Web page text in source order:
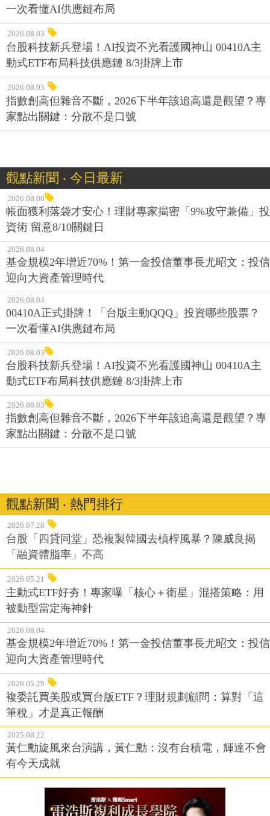
一次看懂AI供應鏈布局
2026.08.03
台股科技新兵登場！AI投資不光看護國神山 00410A主
動式ETF布局科技供應鏈 8/3掛牌上市
2026.08.03
指數創高但雜音不斷，2026下半年該追高還是觀望？專
家點出關鍵：分散不是口號
觀點新聞 ‧ 今日最新
2026.08.06
帳面獲利落袋才安心！理財專家揭密「9%攻守兼備」投
資術 留意8/10關鍵日
2026.08.04
基金規模2年增近70%！第一金投信董事長尤昭文：投信
迎向大資產管理時代
2026.08.04
00410A正式掛牌！「台版主動QQQ」投資哪些股票？
一次看懂AI供應鏈布局
2026.08.03
台股科技新兵登場！AI投資不光看護國神山 00410A主
動式ETF布局科技供應鏈 8/3掛牌上市
2026.08.03
指數創高但雜音不斷，2026下半年該追高還是觀望？專
家點出關鍵：分散不是口號
觀點新聞 ‧ 熱門排行
2026.07.28
台股「四貸同堂」恐複製韓國去槓桿風暴？陳威良揭
「融資體脂率」不高
2026.05.21
主動式ETF好夯！專家曝「核心＋衛星」混搭策略：用
被動型當定海神針
2026.08.04
基金規模2年增近70%！第一金投信董事長尤昭文：投信
迎向大資產管理時代
2026.05.29
複委託買美股或買台版ETF？理財規劃顧問：算對「這
筆稅」才是真正報酬
2025.08.22
黃仁勳旋風來台演講，黃仁勳：沒有台積電，輝達不會
有今天成就